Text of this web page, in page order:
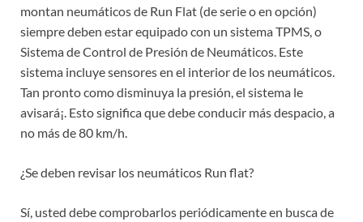
montan neumáticos de Run Flat (de serie o en opción)
siempre deben estar equipado con un sistema TPMS, o
Sistema de Control de Presión de Neumáticos. Este
sistema incluye sensores en el interior de los neumáticos.
Tan pronto como disminuya la presión, el sistema le
avisará¡. Esto significa que debe conducir más despacio, a
no más de 80 km/h.
¿Se deben revisar los neumáticos Run flat?
Sí­, usted debe comprobarlos periódicamente en busca de